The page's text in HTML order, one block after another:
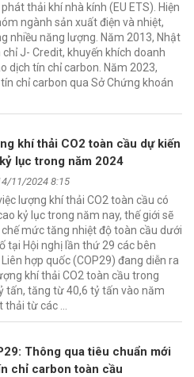
thải khí nhà kính (EU ETS). Hiện
ngành sản xuất điện và nhiệt,
nhiều năng lượng. Năm 2013, Nhật
J- Credit, khuyến khích doanh
dịch tín chỉ carbon. Năm 2023,
chỉ carbon qua Sở Chứng khoán
khí thải CO2 toàn cầu dự kiến
lục trong năm 2024
11/2024 8:15
lượng khí thải CO2 toàn cầu có
kỷ lục trong năm nay, thế giới sẽ
mức tăng nhiệt độ toàn cầu dưới
tại Hội nghị lần thứ 29 các bên
hợp quốc (COP29) đang diễn ra
khí thải CO2 toàn cầu trong
tấn, tăng từ 40,6 tỷ tấn vào năm
từ các …
Thông qua tiêu chuẩn mới
chỉ carbon toàn cầu